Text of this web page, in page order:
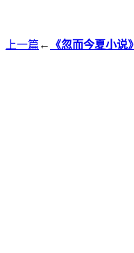
上一篇 ← 《忽而今夏小说》